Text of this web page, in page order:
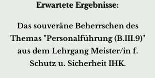
Erwartete Ergebnisse:
Das souveräne Beherrschen des
Themas "Personalführung (B.III.9)"
aus dem Lehrgang Meister/in f.
Schutz u. Sicherheit IHK.